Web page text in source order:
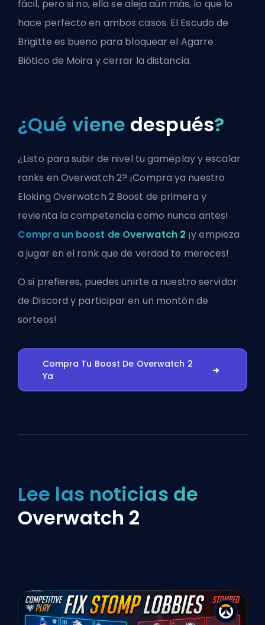
fácil, pero si no, ella se aleja aún más, lo que lo
hace perfecto en ambos casos. El Escudo de
Brigitte es bueno para bloquear el Agarre
Biótico de Moira y cerrar la distancia.
¿Qué viene después?
¿Listo para subir de nivel tu gameplay y escalar
ranks en Overwatch 2? ¡Compra ya nuestro
Eloking Overwatch 2 Boost de primera y
revienta la competencia como nunca antes!
Compra un boost de Overwatch 2 ¡y empieza
a jugar en el rank que de verdad te mereces!
O si prefieres, puedesunirte a nuestro servidor
de Discord y participar en un montón de
sorteos!
Compra Tu Boost De Overwatch 2
Ya
Lee las noticias de
Overwatch 2